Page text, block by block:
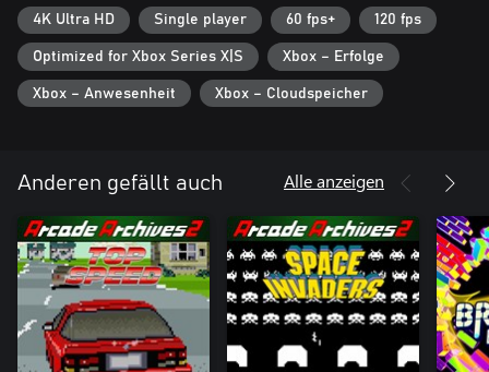
4K Ultra HD Single player 60 fps+ 120 fps
Optimized for Xbox Series X|S Xbox – Erfolge
Xbox – Anwesenheit Xbox – Cloudspeicher
Anderen gefällt auch Alle anzeigen